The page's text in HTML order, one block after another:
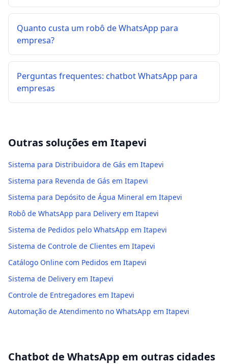
Quanto custa um robô de WhatsApp para
empresa?
Perguntas frequentes: chatbot WhatsApp para
empresas
Outras soluções em Itapevi
Sistema para Distribuidora de Gás em Itapevi
Sistema para Revenda de Gás em Itapevi
Sistema para Depósito de Água Mineral em Itapevi
Robô de WhatsApp para Delivery em Itapevi
Sistema de Pedidos pelo WhatsApp em Itapevi
Sistema de Controle de Clientes em Itapevi
Catálogo Online com Pedidos em Itapevi
Sistema de Delivery em Itapevi
Controle de Entregadores em Itapevi
Automação de Atendimento no WhatsApp em Itapevi
Chatbot de WhatsApp em outras cidades